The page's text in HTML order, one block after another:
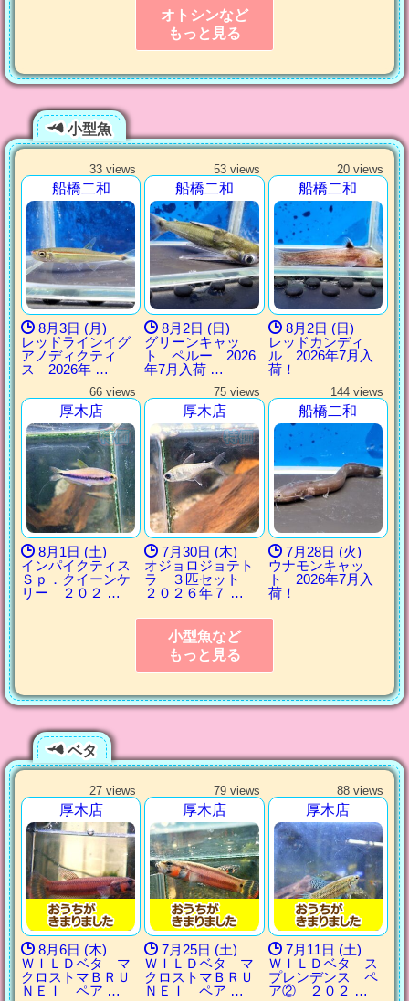
オトシンなど
もっと見る
小型魚
33 views
船橋二和
8月3日 (月)
レッドラインイグ
アノディクティ
ス 2026年 …
53 views
船橋二和
8月2日 (日)
グリーンキャッ
ト ペルー 2026
年7月入荷 …
20 views
船橋二和
8月2日 (日)
レッドカンディ
ル 2026年7月入
荷！
66 views
厚木店
8月1日 (土)
インパイクティス
Ｓｐ．クイーンケ
リー ２０２ …
75 views
厚木店
7月30日 (木)
オジョロジョテト
ラ ３匹セット
２０２６年７ …
144 views
船橋二和
7月28日 (火)
ウナモンキャッ
ト 2026年7月入
荷！
小型魚など
もっと見る
ベタ
27 views
厚木店
8月6日 (木)
ＷＩＬＤベタ マ
クロストマＢＲＵ
ＮＥＩ ペア …
79 views
厚木店
7月25日 (土)
ＷＩＬＤベタ マ
クロストマＢＲＵ
ＮＥＩ ペア …
88 views
厚木店
7月11日 (土)
ＷＩＬＤベタ ス
プレンデンス ペ
ア② ２０２ …